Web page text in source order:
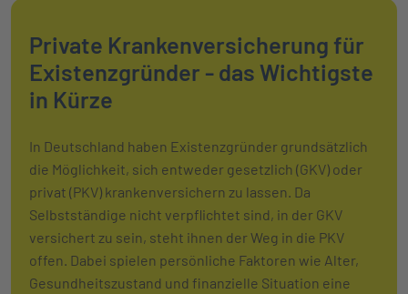
Private Krankenversicherung für
Existenzgründer - das Wichtigste
in Kürze
In Deutschland haben Existenzgründer grundsätzlich
die Möglichkeit, sich entweder gesetzlich (GKV) oder
privat (PKV) krankenversichern zu lassen. Da
Selbstständige nicht verpflichtet sind, in der GKV
versichert zu sein, steht ihnen der Weg in die PKV
offen. Dabei spielen persönliche Faktoren wie Alter,
Gesundheitszustand und finanzielle Situation eine